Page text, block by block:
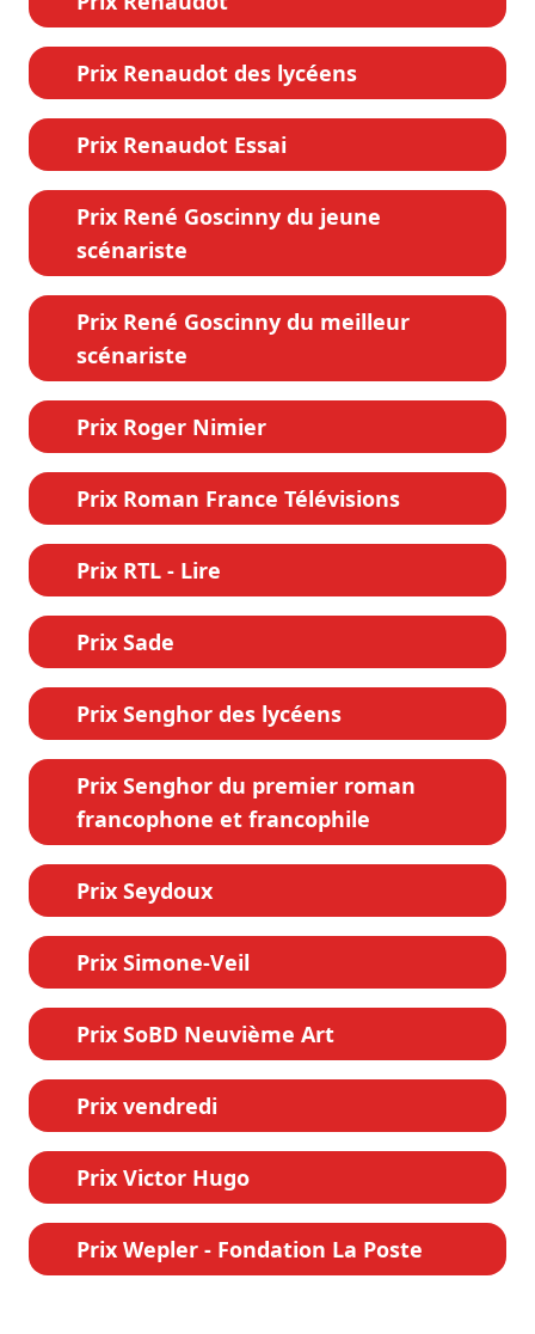
Prix Renaudot des lycéens
Prix Renaudot Essai
Prix René Goscinny du jeune
scénariste
Prix René Goscinny du meilleur
scénariste
Prix Roger Nimier
Prix Roman France Télévisions
Prix RTL - Lire
Prix Sade
Prix Senghor des lycéens
Prix Senghor du premier roman
francophone et francophile
Prix Seydoux
Prix Simone-Veil
Prix SoBD Neuvième Art
Prix vendredi
Prix Victor Hugo
Prix Wepler - Fondation La Poste